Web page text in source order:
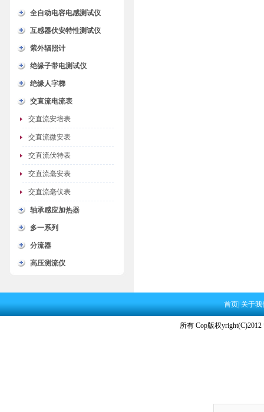
全自动电容电感测试仪
互感器伏安特性测试仪
紫外辐照计
绝缘子带电测试仪
绝缘人字梯
交直流电流表
交直流安培表
交直流微安表
交直流伏特表
交直流毫安表
交直流毫伏表
轴承感应加热器
多一系列
分流器
高压测流仪
首页 关于
所有 Cop版权yright(C)2012